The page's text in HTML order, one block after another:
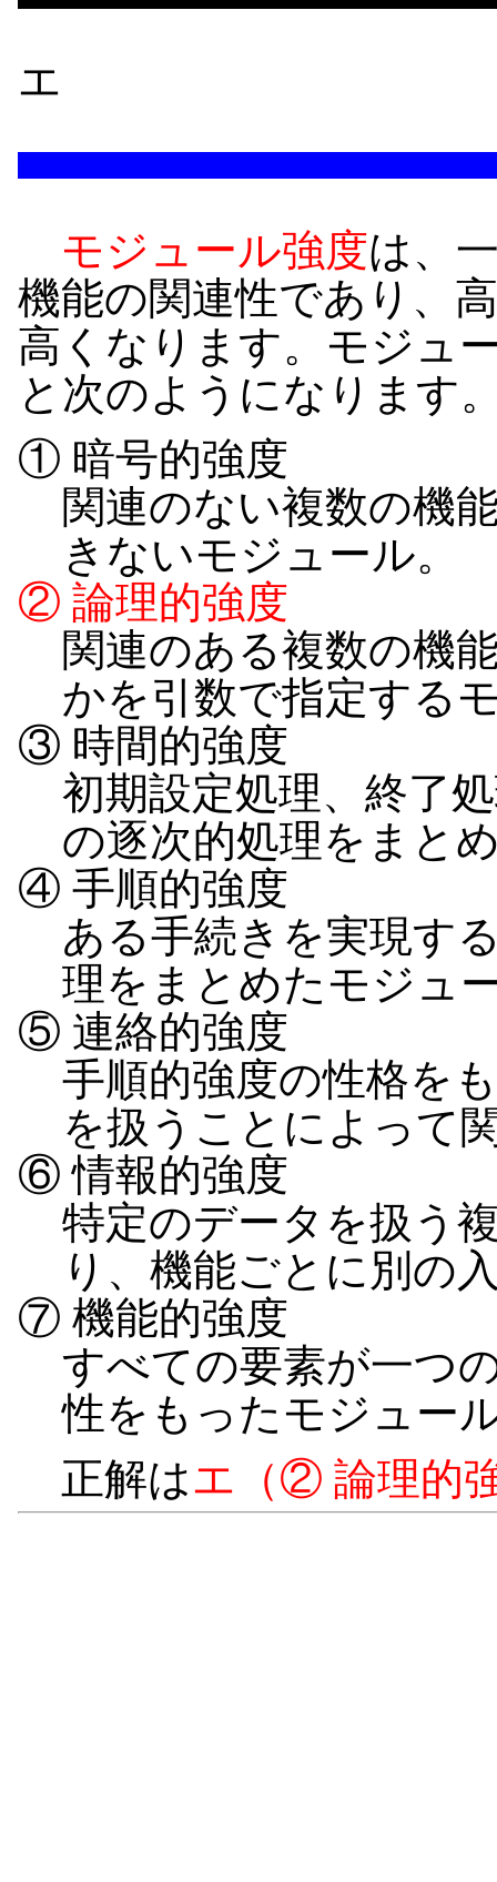
エ
モジュール強度は、
機能の関連性であり、
高くなります。モジュ
と次のようになります
① 暗号的強度
関連のない複数の機
きないモジュール。
② 論理的強度
関連のある複数の機
かを引数で指定する
③ 時間的強度
初期設定処理、終了
の逐次的処理をまと
④ 手順的強度
ある手続きを実現す
理をまとめたモジュ
⑤ 連絡的強度
手順的強度の性格を
を扱うことによって
⑥ 情報的強度
特定のデータを扱う
り、機能ごとに別の
⑦ 機能的強度
すべての要素が一つ
性をもったモジュー
正解はエ（② 論理的